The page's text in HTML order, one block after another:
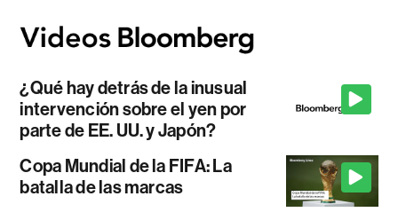
¿Qué hay detrás de la inusual
intervención sobre el yen por
parte de EE. UU. y Japón?
Copa Mundial de la FIFA: La
batalla de las marcas